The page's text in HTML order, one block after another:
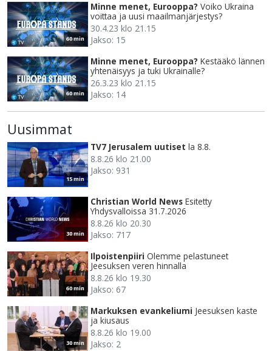
60 min
Minne menet, Eurooppa? Voiko Ukraina
voittaa ja uusi maailmanjärjestys?
30.4.23 klo 21.15
Jakso: 15
60 min
Minne menet, Eurooppa? Kestääkö lännen
yhtenäisyys ja tuki Ukrainalle?
26.3.23 klo 21.15
Jakso: 14
Uusimmat
15 min
TV7 Jerusalem uutiset la 8.8.
8.8.26 klo 21.00
Jakso: 931
30 min
Christian World News Esitetty
Yhdysvalloissa 31.7.2026
8.8.26 klo 20.30
Jakso: 717
60 min
Ilpoistenpiiri Olemme pelastuneet
Jeesuksen veren hinnalla
8.8.26 klo 19.30
Jakso: 67
30 min
Markuksen evankeliumi Jeesuksen kaste
ja kiusaus
8.8.26 klo 19.00
Jakso: 2